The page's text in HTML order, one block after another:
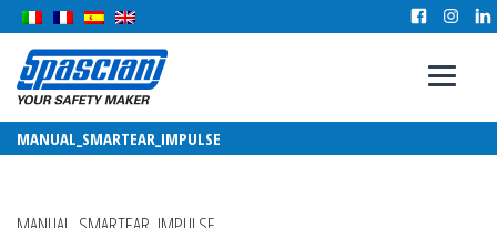
MANUAL_SMARTEAR_IMPULSE